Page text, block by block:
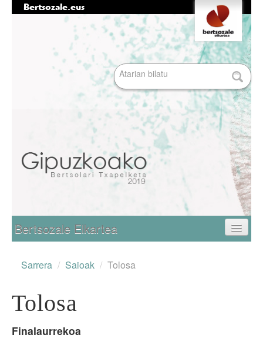
Bertsozale.eus
Tresna
pertsonalak
Bilatu atarian
Bilaketa
aurreratua…
Bertsozale Elkartea
Parte-hartzaileak
Sarrera / Saioak / Tolosa
Tolosa
Finalaurrekoa